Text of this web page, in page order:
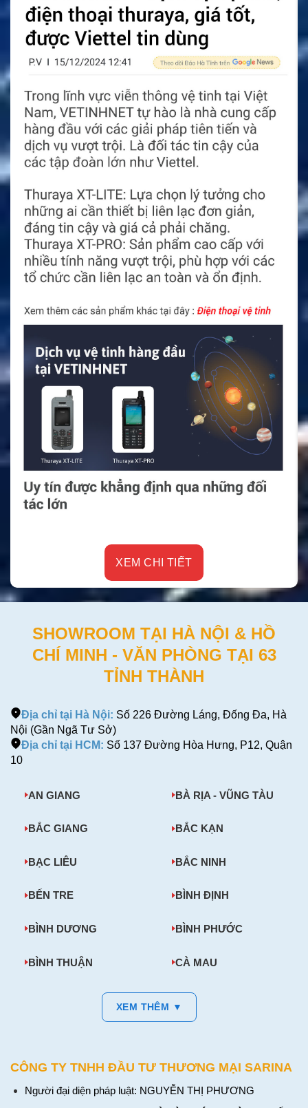
XEM CHI TIẾT
SHOWROOM TẠI HÀ NỘI & HỒ
CHÍ MINH - VĂN PHÒNG TẠI 63
TỈNH THÀNH
Địa chỉ tại Hà Nội: Số 226 Đường Láng, Đống Đa, Hà
Nội (Gần Ngã Tư Sở)
Địa chỉ tại HCM: Số 137 Đường Hòa Hưng, P12, Quận
10
AN GIANG BÀ RỊA - VŨNG TÀU
BẮC GIANG BẮC KẠN
BẠC LIÊU BẮC NINH
BẾN TRE BÌNH ĐỊNH
BÌNH DƯƠNG BÌNH PHƯỚC
BÌNH THUẬN CÀ MAU
XEM THÊM ▼
CÔNG TY TNHH ĐẦU TƯ THƯƠNG MẠI SARINA
Người đại diện pháp luật: NGUYỄN THỊ PHƯƠNG